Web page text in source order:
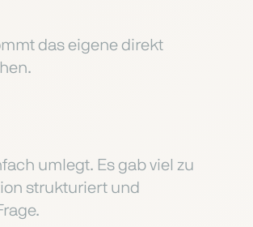
das eigene direkt
umlegt. Es gab viel zu
strukturiert und